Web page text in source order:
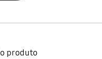
produto